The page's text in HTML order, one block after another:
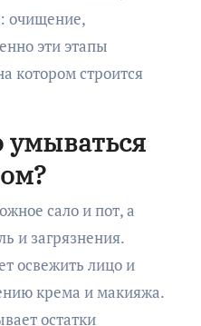
очищение,
эти этапы
котором строится
сало и пот, а
и загрязнения.
освежить лицо и
крема и макияжа.
остатки